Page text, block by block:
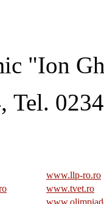
"Ion
Tel.
www.llp-ro.ro
www.tvet.ro